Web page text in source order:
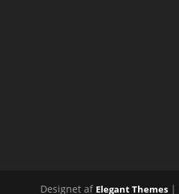
Designet af Elegant Themes |